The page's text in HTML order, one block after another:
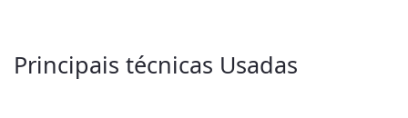
Principais técnicas Usadas